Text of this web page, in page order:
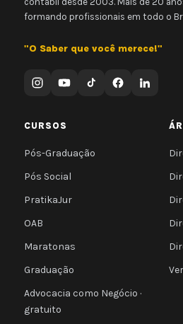
formando profissionais em todo o
"O Saber que você merece!"
CURSOS
Pós-Graduação
Pós Social
PratikaJur
OAB
Maratonas
Graduação
Advocacia como Negócio ·
gratuito